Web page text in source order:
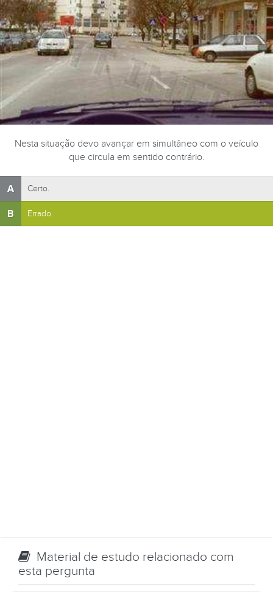
Nesta situação devo avançar em simultâneo com o veículo
que circula em sentido contrário.
A Certo.
B Errado.
Material de estudo relacionado com
esta pergunta